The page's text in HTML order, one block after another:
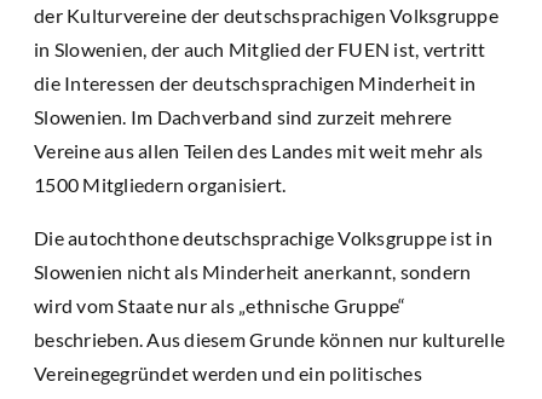
der Kulturvereine der deutschsprachigen Volksgruppe
in Slowenien, der auch Mitglied der FUEN ist, vertritt
die Interessen der deutschsprachigen Minderheit in
Slowenien. Im Dachverband sind zurzeit mehrere
Vereine aus allen Teilen des Landes mit weit mehr als
1500 Mitgliedern organisiert.
Die autochthone deutschsprachige Volksgruppe ist in
Slowenien nicht als Minderheit anerkannt, sondern
wird vom Staate nur als „ethnische Gruppe“
beschrieben. Aus diesem Grunde können nur kulturelle
Vereinegegründet werden und ein politisches